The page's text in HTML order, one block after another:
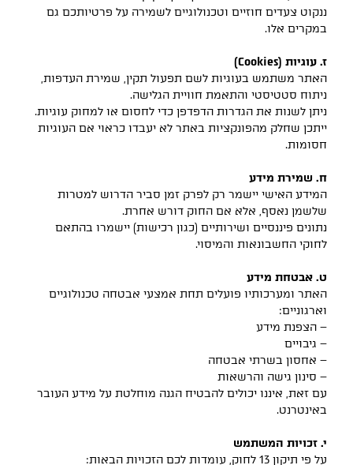
ננקוט צעדים חוזיים וטכנולוגיים לשמירה על פרטיותכם גם
במקרים אלו.
ז. עוגיות (Cookies)
האתר משתמש בעוגיות לשם תפעול תקין, שמירת העדפות,
ניתוח סטטיסטי והתאמת חוויית הגלישה.
ניתן לשנות את הגדרות הדפדפן כדי לחסום או למחוק עוגיות.
ייתכן שחלק מהפונקציות באתר לא יעבדו כראוי אם העוגיות
חסומות.
ח. שמירת מידע
המידע האישי יישמר רק לפרק זמן סביר הדרוש למטרות
שלשמן נאסף, אלא אם החוק דורש אחרת.
נתונים פיננסיים ושירותיים (כגון רכישות) יישמרו בהתאם
לחוקי החשבונאות והמיסוי.
ט. אבטחת מידע
האתר ומערכותיו פועלים תחת אמצעי אבטחה טכנולוגיים
וארגוניים:
– הצפנת מידע
– גיבויים
– אחסון בשרתי אבטחה
– סינון גישה והרשאות
עם זאת, איננו יכולים להבטיח הגנה מוחלטת על מידע העובר
באינטרנט.
י. זכויות המשתמש
על פי תיקון 13 לחוק, עומדות לכם הזכויות הבאות: